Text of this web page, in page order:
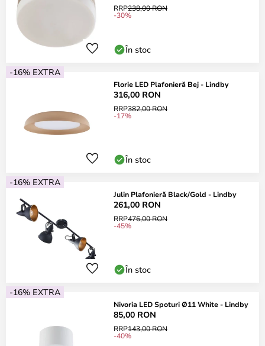
RRP238,00 RON
-30%
În stoc
-16% EXTRA
Florie LED Plafonieră Bej - Lindby
316,00 RON
RRP382,00 RON
-17%
În stoc
-16% EXTRA
Julin Plafonieră Black/Gold - Lindby
261,00 RON
RRP476,00 RON
-45%
În stoc
-16% EXTRA
Nivoria LED Spoturi Ø11 White - Lindby
85,00 RON
RRP143,00 RON
-40%